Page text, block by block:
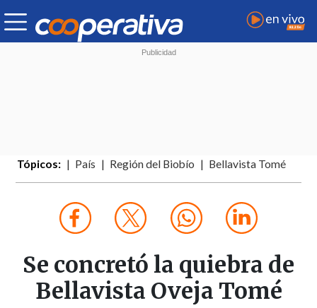
Tópicos: País Región del Biobío Bellavista Tomé
Se concretó la quiebra de
Bellavista Oveja Tomé